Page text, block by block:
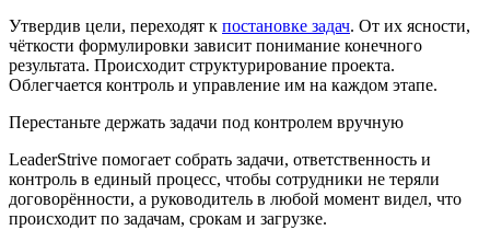
Утвердив цели, переходят к постановке задач. От их ясности,
чёткости формулировки зависит понимание конечного
результата. Происходит структурирование проекта.
Облегчается контроль и управление им на каждом этапе.
Перестаньте держать задачи под контролем вручную
LeaderStrive помогает собрать задачи, ответственность и
контроль в единый процесс, чтобы сотрудники не теряли
договорённости, а руководитель в любой момент видел, что
происходит по задачам, срокам и загрузке.